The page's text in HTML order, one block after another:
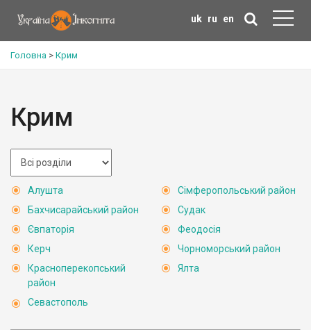
uk ru en
Головна > Крим
Крим
Алушта
Бахчисарайський район
Євпаторія
Керч
Красноперекопський
район
Севастополь
Сімферопольський район
Судак
Феодосія
Чорноморський район
Ялта